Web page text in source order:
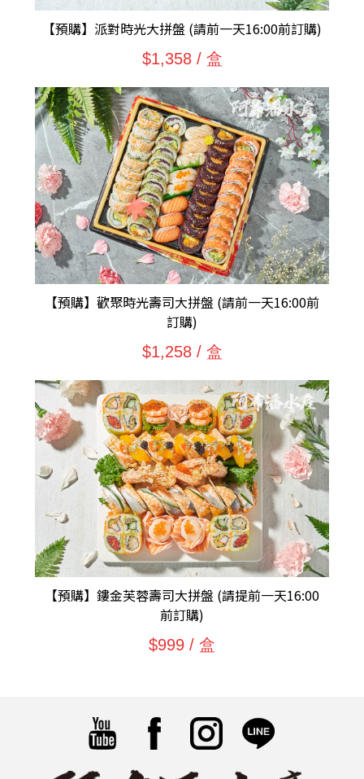
【預購】派對時光大拼盤 (請前一天16:00前訂購)
$1,358 / 盒
【預購】歡聚時光壽司大拼盤 (請前一天16:00前
訂購)
$1,258 / 盒
【預購】鏤金芙蓉壽司大拼盤 (請提前一天16:00
前訂購)
$999 / 盒